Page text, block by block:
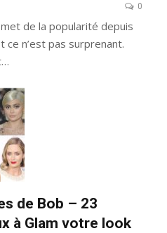
0
de la popularité depuis
n’est pas surprenant.
de Bob – 23
à Glam votre look